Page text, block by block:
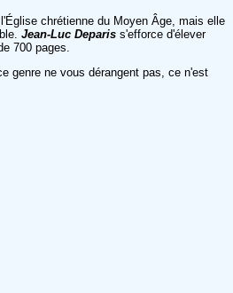
chrétienne du Moyen Âge, mais elle
Jean-Luc Deparis s'efforce d'élever
700 pages.
genre ne vous dérangent pas, ce n'est